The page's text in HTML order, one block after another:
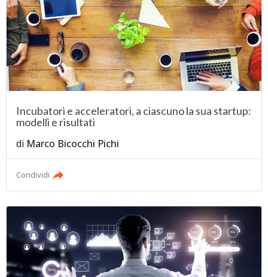
Incubatori e acceleratori, a ciascuno la sua startup:
modelli e risultati
di Marco Bicocchi Pichi
Condividi